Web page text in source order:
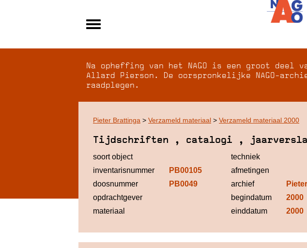
Over WCI
Inloggen
Na opheffing van het NAGO is een groot deel
Allard Pierson. De oorspronkelijke NAGO-
raadplegen.
Pieter Brattinga > Verzameld materiaal > Verzameld materiaal 2000
Tijdschriften , catalogi ,
soort object
techniek
inventarisnummer
PB00105
afmetingen
doosnummer
PB0049 archief
opdrachtgever
begindatum
2000
materiaal
einddatum 2000